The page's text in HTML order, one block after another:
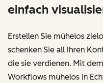
einfach
Erstellen Sie mühelos
schenken Sie all Ihren
die sie verdienen. Mit
Workflows mühelos in